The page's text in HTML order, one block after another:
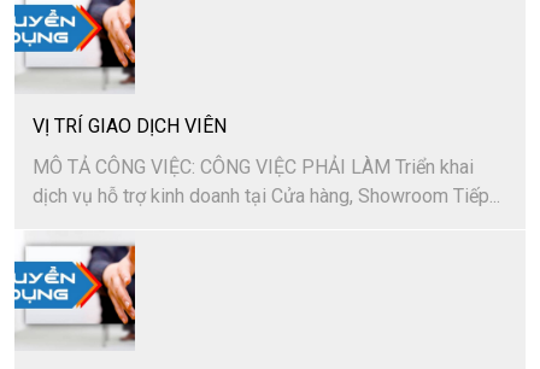
VỊ TRÍ GIAO DỊCH VIÊN
MÔ TẢ CÔNG VIỆC: CÔNG VIỆC PHẢI LÀM Triển khai
dịch vụ hỗ trợ kinh doanh tại Cửa hàng, Showroom Tiếp...